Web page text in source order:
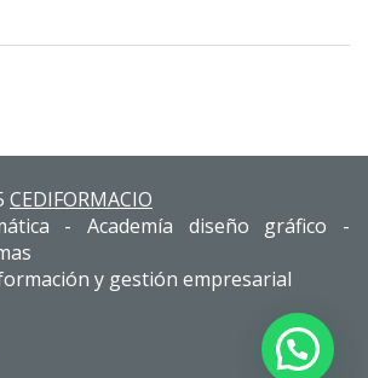
CEDIFORMACIO
- Academía diseño gráfico -
y gestión empresarial